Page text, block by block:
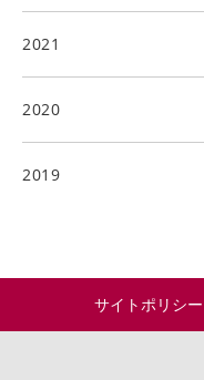
2021
2020
2019
サイトポリシー